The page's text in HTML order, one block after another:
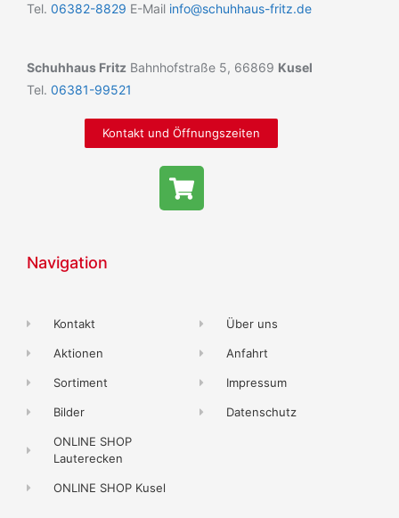
Tel. 06382-8829 E-Mail info@schuhhaus-fritz.de
Schuhhaus Fritz Bahnhofstraße 5, 66869 Kusel
Tel. 06381-99521
Kontakt und Öffnungszeiten
Navigation
Kontakt
Aktionen
Sortiment
Bilder
ONLINE SHOP
Lauterecken
ONLINE SHOP Kusel
Über uns
Anfahrt
Impressum
Datenschutz